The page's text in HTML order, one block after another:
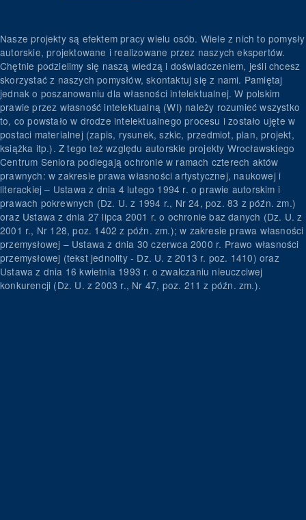
Nasze projekty są efektem pracy wielu osób. Wiele z nich to pomysły
autorskie, projektowane i realizowane przez naszych ekspertów.
Chętnie podzielimy się naszą wiedzą i doświadczeniem, jeśli chcesz
skorzystać z naszych pomysłów, skontaktuj się z nami. Pamiętaj
jednak o poszanowaniu dla własności intelektualnej. W polskim
prawie przez własność intelektualną (WI) należy rozumieć wszystko
to, co powstało w drodze intelektualnego procesu i zostało ujęte w
postaci materialnej (zapis, rysunek, szkic, przedmiot, plan, projekt,
książka itp.). Z tego też względu autorskie projekty Wrocławskiego
Centrum Seniora podlegają ochronie w ramach czterech aktów
prawnych: w zakresie prawa własności artystycznej, naukowej i
literackiej – Ustawa z dnia 4 lutego 1994 r. o prawie autorskim i
prawach pokrewnych (Dz. U. z 1994 r., Nr 24, poz. 83 z późn. zm.)
oraz Ustawa z dnia 27 lipca 2001 r. o ochronie baz danych (Dz. U. z
2001 r., Nr 128, poz. 1402 z późn. zm.); w zakresie prawa własności
przemysłowej – Ustawa z dnia 30 czerwca 2000 r. Prawo własności
przemysłowej (tekst jednolity - Dz. U. z 2013 r. poz. 1410) oraz
Ustawa z dnia 16 kwietnia 1993 r. o zwalczaniu nieuczciwej
konkurencji (Dz. U. z 2003 r., Nr 47, poz. 211 z późn. zm.).